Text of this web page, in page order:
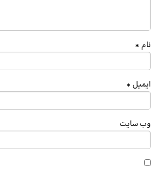
نام *
ایمیل *
وب‌ سایت